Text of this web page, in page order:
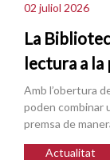
02 juliol 2026
La
lectura a la
Amb l’obertura
poden combinar
premsa de
Actualitat